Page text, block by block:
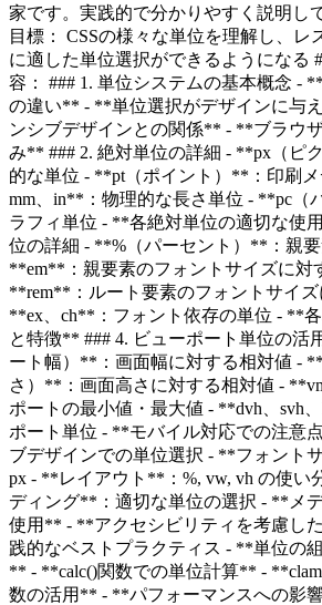
家です。実践的で分かりやすく説明し
目標： CSSの様々な単位を理解し、レ
に適した単位選択ができるようになる
容： ### 1. 単位システムの基本概念 -
の違い** - **単位選択がデザインに与
ンシブデザインとの関係** - **ブラウ
み** ### 2. 絶対単位の詳細 - **px（ピ
的な単位 - **pt（ポイント）**：印刷メ
mm、in**：物理的な長さ単位 - **pc（
ラフィ単位 - **各絶対単位の適切な使
位の詳細 - **%（パーセント）**：親
**em**：親要素のフォントサイズに対
**rem**：ルート要素のフォントサイ
**ex、ch**：フォント依存の単位 - **
と特徴** ### 4. ビューポート単位の活
ート幅）**：画面幅に対する相対値 -
さ）**：画面高さに対する相対値 -
ポートの最小値・最大値 - **dvh、svh
ポート単位 - **モバイル対応での注意
ブデザインでの単位選択 - **フォント
px - **レイアウト**：%, vw, vh の使い
ディング**：適切な単位の選択 - **メ
使用** - **アクセシビリティを考慮し
践的なベストプラクティス - **単位の
** - **calc()関数での単位計算** -
数の活用** - **パフォーマンスへの影